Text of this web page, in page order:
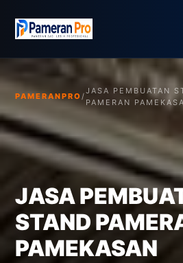
PAMERANPRO/
JASA PEMBUATAN
PAMERAN
JASA
STAND
PAMEKASAN